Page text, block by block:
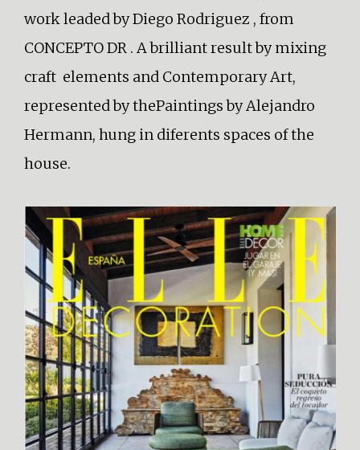
work leaded by Diego Rodriguez , from
CONCEPTO DR . A brilliant result by mixing
craft elements and Contemporary Art,
represented by thePaintings by Alejandro
Hermann, hung in diferents spaces of the
house.